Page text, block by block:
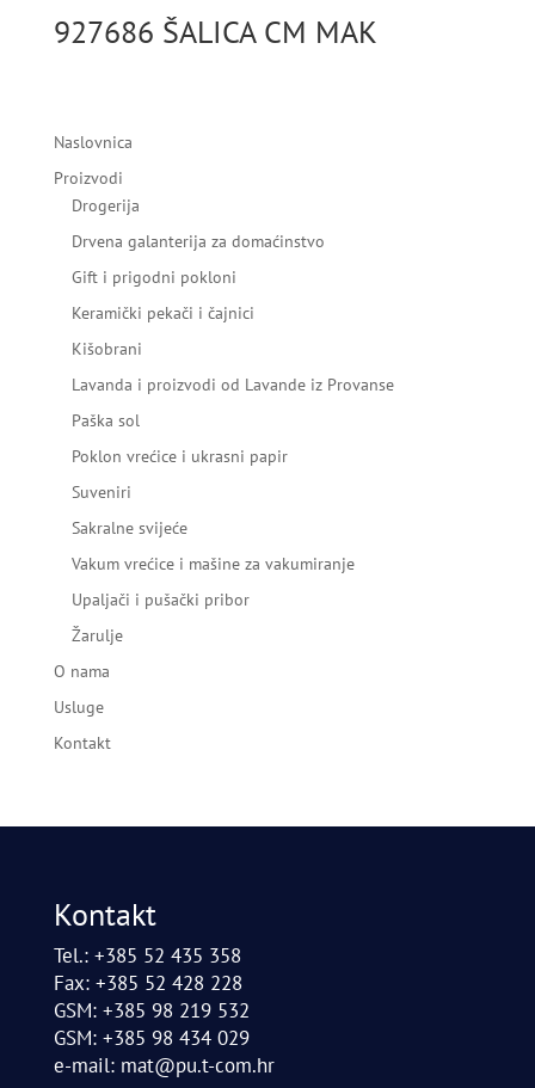
927686 ŠALICA CM MAK
Naslovnica
Proizvodi
Drogerija
Drvena galanterija za domaćinstvo
Gift i prigodni pokloni
Keramički pekači i čajnici
Kišobrani
Lavanda i proizvodi od Lavande iz Provanse
Paška sol
Poklon vrećice i ukrasni papir
Suveniri
Sakralne svijeće
Vakum vrećice i mašine za vakumiranje
Upaljači i pušački pribor
Žarulje
O nama
Usluge
Kontakt
Kontakt
Tel.: +385 52 435 358
Fax: +385 52 428 228
GSM: +385 98 219 532
GSM: +385 98 434 029
e-mail: mat@pu.t-com.hr